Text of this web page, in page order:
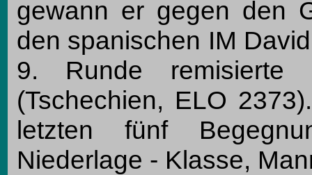
gewann er gegen den
den spanischen IM
9. Runde
(Tschechien, ELO
letzten fünf
Niederlage - Klasse,